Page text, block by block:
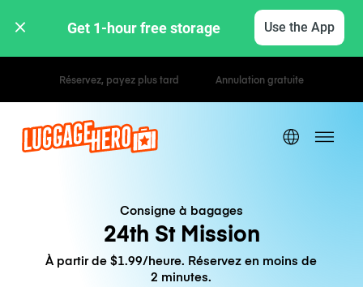
Get 1-hour free storage Use the App
Tarifs horaires / journaliers
Consigne à bagages
24th St Mission
À partir de $1.99/heure. Réservez en moins de
2 minutes.